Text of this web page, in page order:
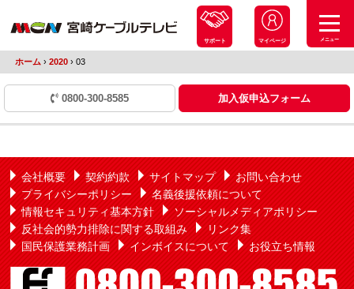
サポート マイページ メニュー
ホーム › 2020 ›03
0800-300-8585 加入仮申込フォーム
会社概要 契約約款 サイトマップ
お問い合わせ
プライバシーポリシー
名義後援依頼について
情報セキュリティ基本方針
ソーシャルメディアポリシー
反社会的勢力排除に関する取組み
リンク集
国民保護業務計画
インボイスについて お役立ち情報